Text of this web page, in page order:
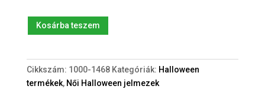
Pennywise
Bohóc
Női
(L)
Kosárba teszem
Cikkszám: 1000-1468 Kategóriák: Halloween
termékek, Női Halloween jelmezek